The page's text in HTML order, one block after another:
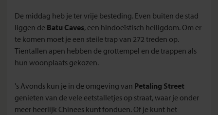
De middag heb je ter vrije besteding. Even buiten de stad
liggen de Batu Caves, een hindoeïstisch heiligdom. Om er
te komen moet je een steile trap van 272 treden op.
Tientallen apen hebben de grottempel en de trappen als
hun woonplaats gekozen.
's Avonds kun je in de omgeving van Petaling Street
genieten van de vele eetstalletjes op straat, waar je onder
meer heerlijk Chinees kunt fonduen. Of je kunt het